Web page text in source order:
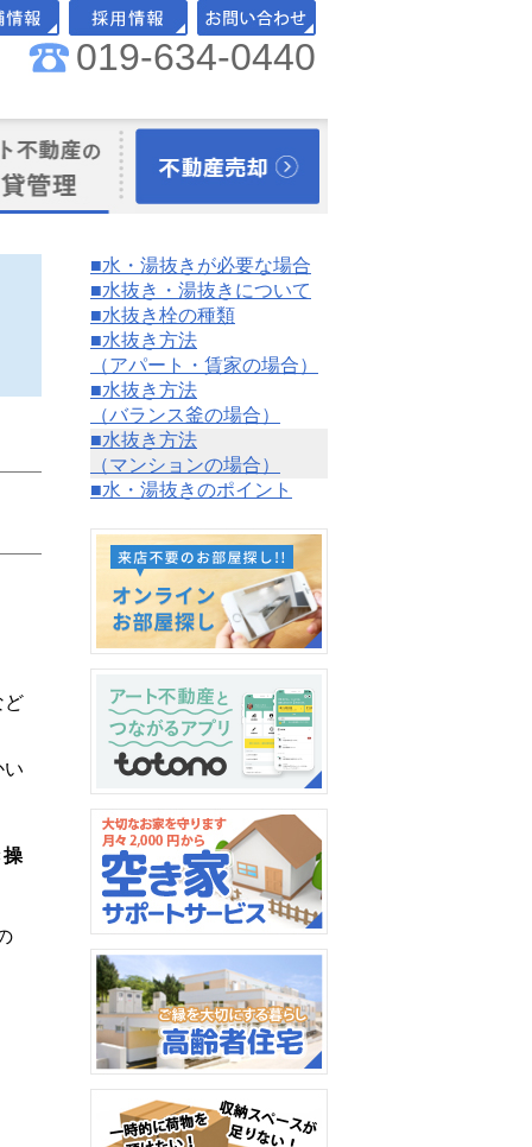
報 採用情報 お問い合わせ
019-634-0440
ど
い
操
■水・湯抜きが必要な場合
■水抜き・湯抜きについて
■水抜き栓の種類
■水抜き方法
（アパート・賃家の場合）
■水抜き方法
（バランス釜の場合）
■水抜き方法
（マンションの場合）
■水・湯抜きのポイント
オンラインお部屋探し
アプリを使って暮らしをも
っと便利に、快適に。
空き家サポートサービス：
住まいの留守を守ります。